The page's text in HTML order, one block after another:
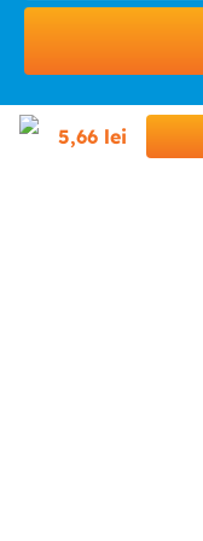
5,66 lei